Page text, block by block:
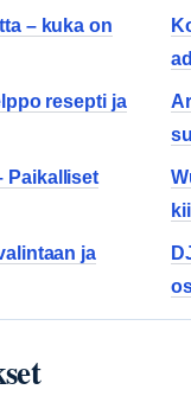
– kuka on
resepti ja
Paikalliset
ja